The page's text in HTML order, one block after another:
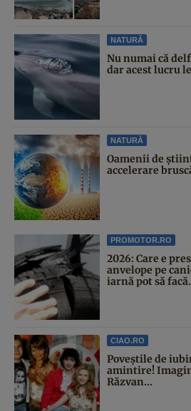
NATURĂ
Nu numai că
dar acest lucru
NATURĂ
Oamenii de
accelerare
PROMOTOR.RO
2026: Care e
anvelope pe
iarnă pot să
CIAO.RO
Poveştile de
amintire!
Răzvan...